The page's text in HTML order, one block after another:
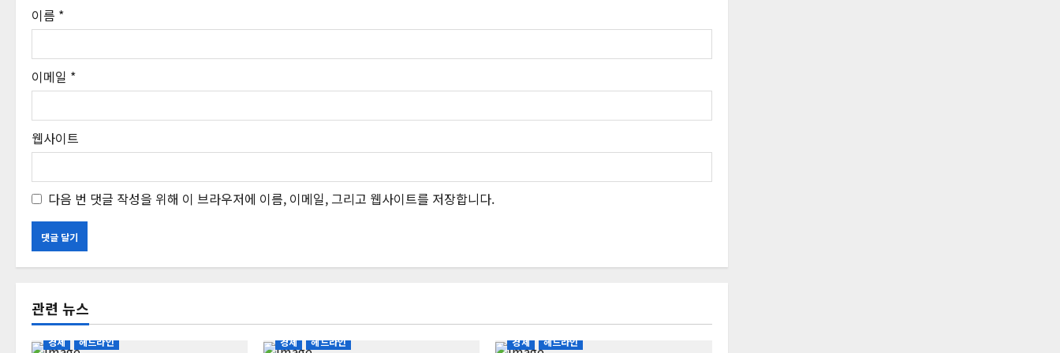
이름 *
이메일 *
웹사이트
다음 번 댓글 작성을 위해 이 브라우저에 이름, 이메일, 그리고 웹사이트를 저장합니다.
관련 뉴스
경제 헤드라인 경제 헤드라인 경제 헤드라인